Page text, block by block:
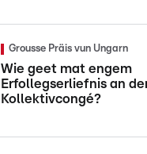
Grousse Präis vun Ungarn
Wie geet mat engem
Erfollegserliefnis an
Kollektivcongé?